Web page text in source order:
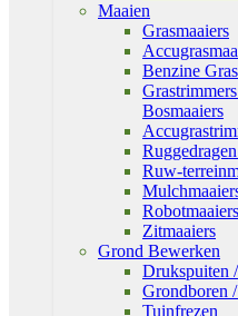
Maaien
Grasmaaiers
Benzine
Bosmaaiers
Ruw-
Robotmaaiers
Zitmaaiers
Grond Bewerken
Drukspuiten
Grondboren
Tuinfrezen